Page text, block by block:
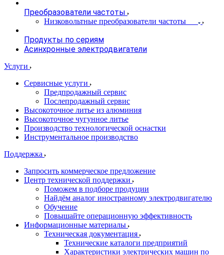
Преобразователи частоты
Низковольтные преобразователи частоты
Продукты по сериям
Асинхронные электродвигатели
Услуги
Сервисные услуги
Предпродажный сервис
Послепродажный сервис
Высокоточное литье из алюминия
Высокоточное чугунное литье
Производство технологической оснастки
Инструментальное производство
Поддержка
Запросить коммерческое предложение
Центр технической поддержки
Поможем в подборе продуции
Найдём аналог иностранному электродвигателю
Обучение
Повышайте операционную эффективность
Информационные материалы
Техническая документация
Технические каталоги предприятий
Характеристики электрических машин по